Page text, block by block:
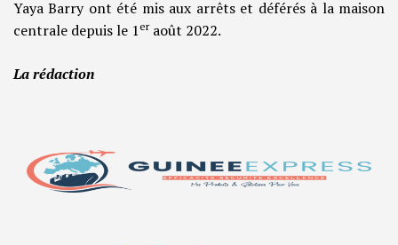
Yaya Barry ont été mis aux arrêts et déférés à la maison
centrale depuis le 1eraoût 2022.
La rédaction